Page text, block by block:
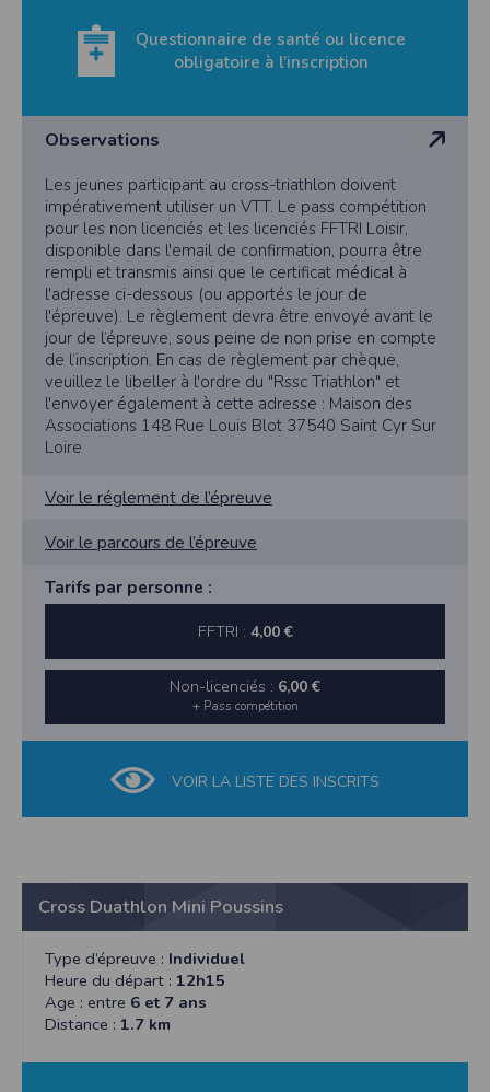
Questionnaire de santé ou licence
obligatoire à l’inscription
Observations
Les jeunes participant au cross-triathlon doivent
impérativement utiliser un VTT. Le pass compétition
pour les non licenciés et les licenciés FFTRI Loisir,
disponible dans l'email de confirmation, pourra être
rempli et transmis ainsi que le certificat médical à
l'adresse ci-dessous (ou apportés le jour de
l'épreuve). Le règlement devra être envoyé avant le
jour de l’épreuve, sous peine de non prise en compte
de l’inscription. En cas de règlement par chèque,
veuillez le libeller à l'ordre du "Rssc Triathlon" et
l'envoyer également à cette adresse : Maison des
Associations 148 Rue Louis Blot 37540 Saint Cyr Sur
Loire
Voir le réglement de l’épreuve
Voir le parcours de l’épreuve
Tarifs par personne :
FFTRI : 4,00 €
Non-licenciés : 6,00 €
+ Pass compétition
VOIR LA LISTE DES INSCRITS
Cross Duathlon Mini Poussins
Type d’épreuve : Individuel
Heure du départ : 12h15
Age : entre 6 et 7 ans
Distance : 1.7 km